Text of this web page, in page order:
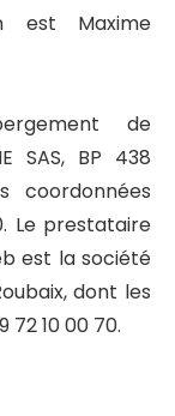
est Maxime
de
SAS, BP 438
coordonnées
Le prestataire
est la société
dont les
10 00 70.